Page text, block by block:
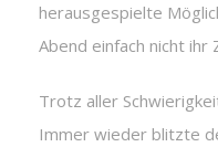
herausgespielte
Abend einfach nicht ihr
Trotz aller
Immer wieder blitzte